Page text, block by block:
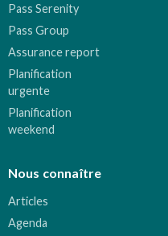
Pass Serenity
Pass Group
Assurance report
Planification
urgente
Planification
weekend
Nous connaître
Articles
Agenda